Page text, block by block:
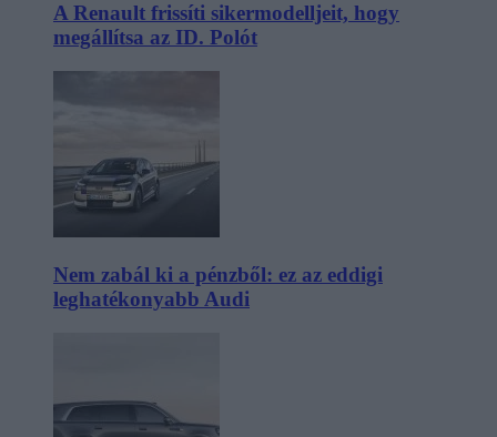
A Renault frissíti sikermodelljeit, hogy
megállítsa az ID. Polót
Nem zabál ki a pénzből: ez az eddigi
leghatékonyabb Audi